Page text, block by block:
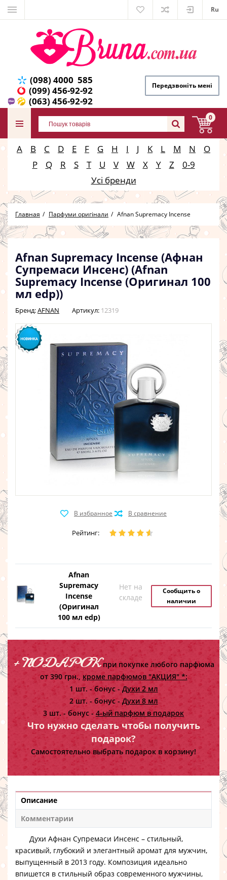
Ru
(098) 4000 585
(099) 456-92-92
(063) 456-92-92
Передзвоніть мені
0
A B C D E F G H I J K L M N
O
P
Q R S T U V W X Y Z
0-9
Усі бренди
Главная Парфуми оригінали Afnan Supremacy Incense
Afnan Supremacy Incense (Афнан
Супремаси Инсенс) (Afnan
Supremacy Incense (Оригинал 100
мл edp))
Бренд:AFNAN Артикул: 12319
Рейтинг:
Afnan
Supremacy
Incense
(Оригинал
100 мл edp)
Нет на
складе
Сообщить о
наличии
+ ПОДАРОКпри покупке любого парфюма
от 390 грн., кроме парфюмов "АКЦИЯ" *:
1 шт. - бонус - Духи 2 мл
2 шт. - бонус -Духи 8 мл
3 шт. - бонус - 4-ый парфюм в подарок
Что нужно сделать чтобы получить
подарок?
Самостоятельно выбрать подарок в корзину!
Описание
Комментарии
Духи Афнан Супремаси Инсенс – стильный,
красивый, глубокий и элегантный аромат для мужчин,
выпущенный в 2013 году. Композиция идеально
впишется в стильный образ современного мужчины,